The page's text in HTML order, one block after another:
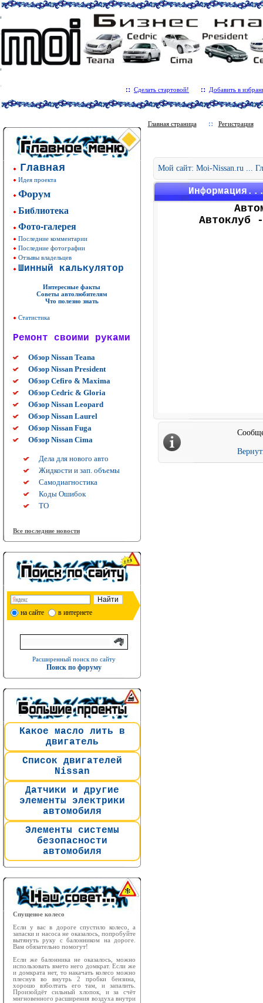
Сделать стартовой! Добавить в
Главная
Идея проекта
Форум
Библиотека
Фото-галерея
Последние комментарии
Последние фотографии
Отзывы владельцев
Шинный калькулятор
Интересные факты
Советы автолюбителям
Что полезно знать
Статистика
Ремонт своими руками
Обзор Nissan Teana
Обзор Nissan President
Обзор Cefiro & Maxima
Обзор Cedric & Gloria
Обзор Nissan Leopard
Обзор Nissan Laurel
Обзор Nissan Fuga
Обзор Nissan Cima
Дела для нового авто
Жидкости и зап. объемы
Самодиагностика
Коды Ошибок
ТО
Все последние новости
на сайте в интернете
Расширенный поиск по сайту
Поиск по форуму
Какое масло лить в
двигатель
Список двигателей
Nissan
Датчики и другие
элементы электрики
автомобиля
Элементы системы
безопасности
автомобиля
Спущеное колесо
Если у вас в дороге спустило колесо, а
запаски и насоса не оказалось, попробуйте
вытянуть руку с балонником на дороге.
Вам обязательно помогут!
Если же балонника не оказалось, можно
использовать вмето него домкрат. Если же
и домкрата нет, то накачать колесо можно
плеснув во внутрь 2 пробки бензина,
хорошо взболтать его там, и запалить.
Произойдёт сильный хлопок, и за счёт
мнгновенного расширения воздуха внутри
Главная страница Регистрация
Мой сайт: Moi-Nissan.ru ...
Автоклуб